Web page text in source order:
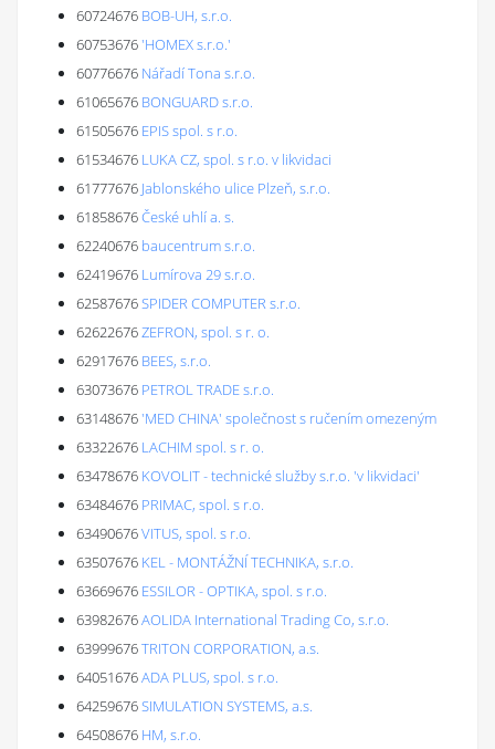
60724676 BOB-UH, s.r.o.
60753676'HOMEX s.r.o.'
60776676 Nářadí Tona s.r.o.
61065676 BONGUARD s.r.o.
61505676 EPIS spol. s r.o.
61534676 LUKA CZ, spol. s r.o. v likvidaci
61777676 Jablonského ulice Plzeň, s.r.o.
61858676České uhlí a. s.
62240676 baucentrum s.r.o.
62419676 Lumírova 29 s.r.o.
62587676SPIDER COMPUTER s.r.o.
62622676ZEFRON, spol. s r. o.
62917676 BEES, s.r.o.
63073676 PETROL TRADE s.r.o.
63148676'MED CHINA' společnost s ručením omezeným
63322676 LACHIM spol. s r. o.
63478676 KOVOLIT - technické služby s.r.o. 'v likvidaci'
63484676 PRIMAC, spol. s r.o.
63490676VITUS, spol. s r.o.
63507676 KEL - MONTÁŽNÍ TECHNIKA, s.r.o.
63669676 ESSILOR - OPTIKA, spol. s r.o.
63982676AOLIDA International Trading Co, s.r.o.
63999676TRITON CORPORATION, a.s.
64051676ADA PLUS, spol. s r.o.
64259676SIMULATION SYSTEMS, a.s.
64508676 HM, s.r.o.